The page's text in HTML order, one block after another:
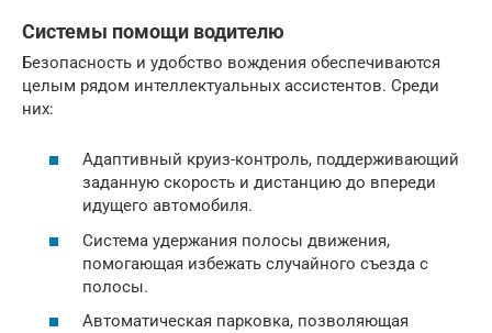
Системы помощи водителю
Безопасность и удобство вождения обеспечиваются
целым рядом интеллектуальных ассистентов. Среди
них:
Адаптивный круиз-контроль, поддерживающий
заданную скорость и дистанцию до впереди
идущего автомобиля.
Система удержания полосы движения,
помогающая избежать случайного съезда с
полосы.
Автоматическая парковка, позволяющая